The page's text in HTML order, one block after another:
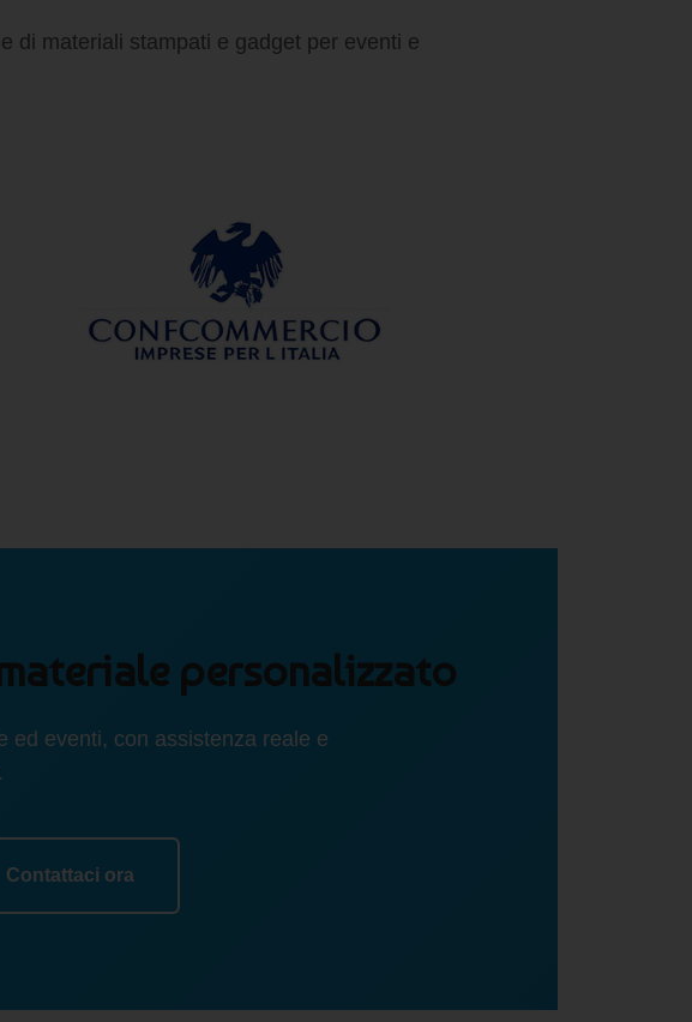
di materiali stampati e gadget per eventi e
personalizzato
ed eventi, con assistenza reale e
Contattaci ora